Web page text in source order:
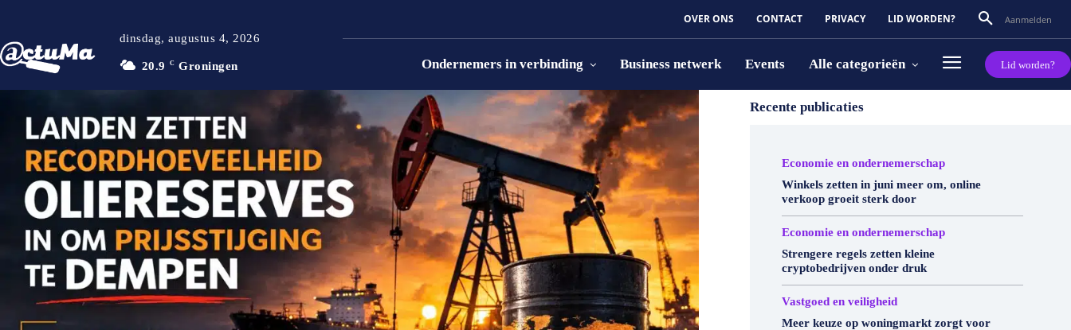
dinsdag, augustus 4, 2026
20.9 C Groningen
OVER ONS CONTACT PRIVACY LID WORDEN? Aanmelden
Ondernemers in verbinding Business netwerk Events Alle categorieën Lid worden?
Recente publicaties
Economie en ondernemerschap
Winkels zetten in juni meer om, online
verkoop groeit sterk door
Economie en ondernemerschap
Strengere regels zetten kleine
cryptobedrijven onder druk
Vastgoed en veiligheid
Meer keuze op woningmarkt zorgt voor